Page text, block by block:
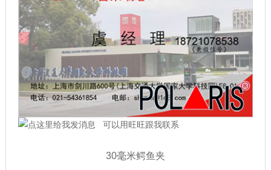
可以用旺旺跟我联系
30毫米鳄鱼夹